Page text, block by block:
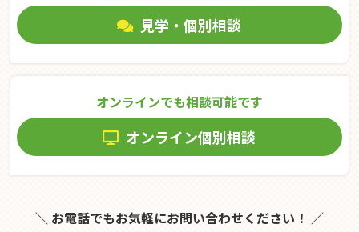
見学・個別相談
オンラインでも相談可能です
オンライン個別相談
＼ お電話でもお気軽にお問い合わせください！ ／